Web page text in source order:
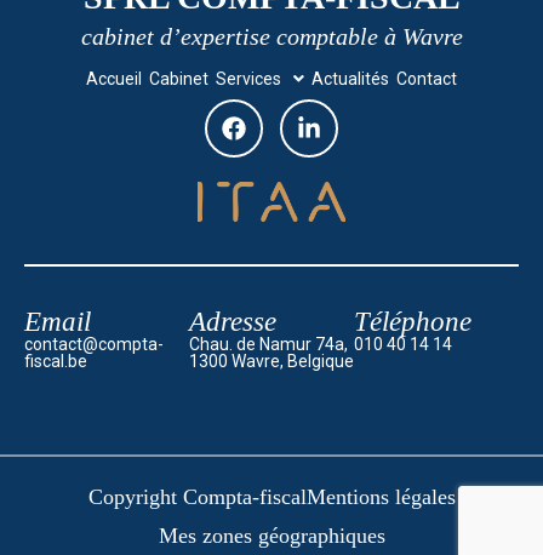
cabinet d’expertise comptable à Wavre
Accueil Cabinet Services Actualités Contact
Email
contact@compta-
fiscal.be
Adresse
Chau. de Namur 74a,
1300 Wavre, Belgique
Téléphone
010 40 14 14
Copyright Compta-fiscalMentions légales
Mes zones géographiques